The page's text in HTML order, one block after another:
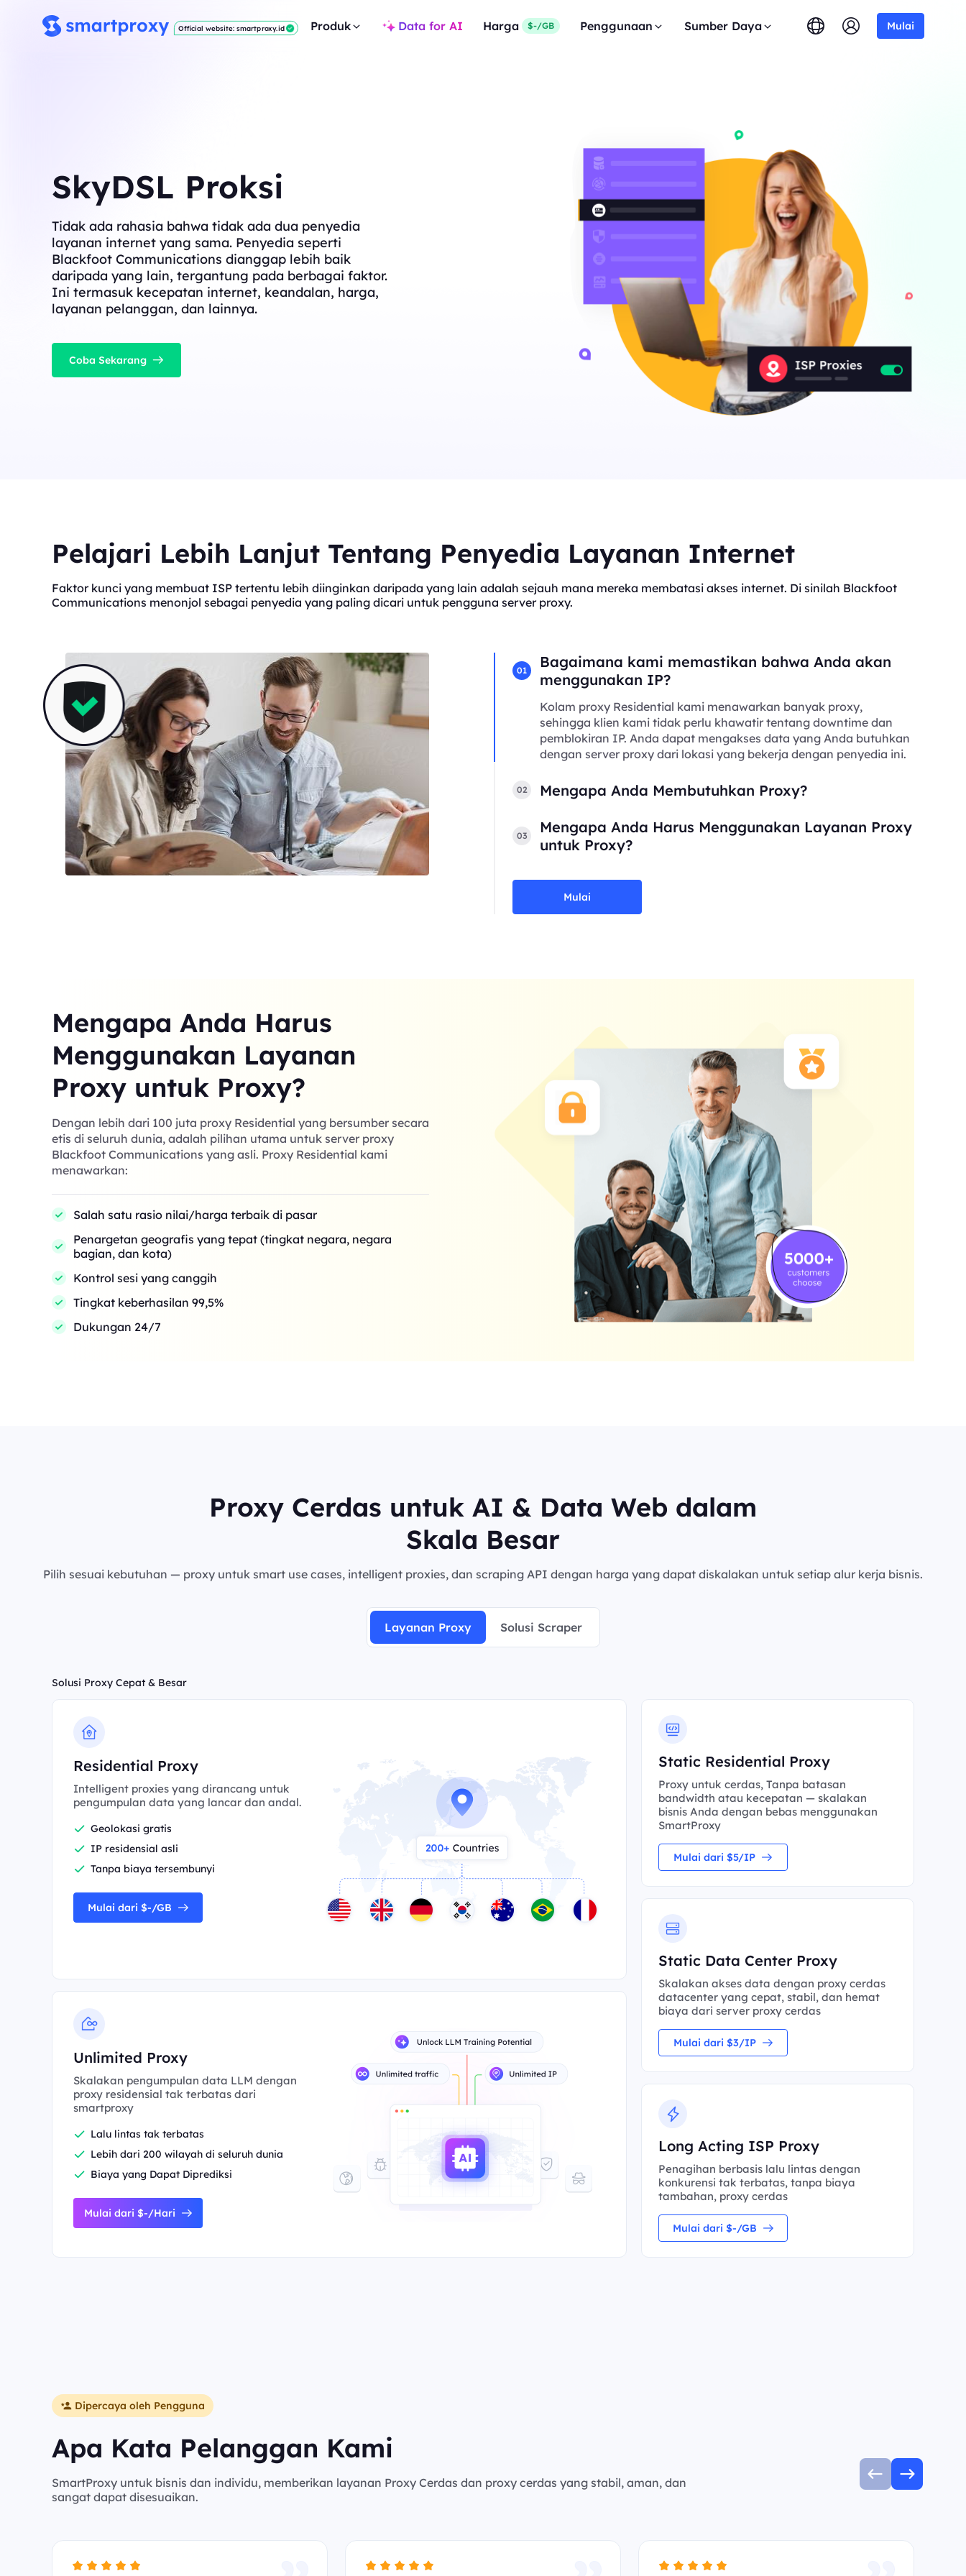
Official website: smartproxy.id Produk Data for AI Harga $-/GB Penggunaan Sumber Daya Mulai
SkyDSL Proksi
Tidak ada rahasia bahwa tidak ada dua penyedia
layanan internet yang sama. Penyedia seperti
Blackfoot Communications dianggap lebih baik
daripada yang lain, tergantung pada berbagai faktor.
Ini termasuk kecepatan internet, keandalan, harga,
layanan pelanggan, dan lainnya.
Coba Sekarang
Pelajari Lebih Lanjut Tentang Penyedia Layanan Internet
Faktor kunci yang membuat ISP tertentu lebih diinginkan daripada yang lain adalah sejauh mana mereka membatasi akses internet. Di sinilah Blackfoot
Communications menonjol sebagai penyedia yang paling dicari untuk pengguna server proxy.
01
Bagaimana kami memastikan bahwa Anda akan
menggunakan IP?
Kolam proxy Residential kami menawarkan banyak proxy,
sehingga klien kami tidak perlu khawatir tentang downtime dan
pemblokiran IP. Anda dapat mengakses data yang Anda butuhkan
dengan server proxy dari lokasi yang bekerja dengan penyedia ini.
02 Mengapa Anda Membutuhkan Proxy?
03
Mengapa Anda Harus Menggunakan Layanan Proxy
untuk Proxy?
Mulai
Mengapa Anda Harus
Menggunakan Layanan
Proxy untuk Proxy?
Dengan lebih dari 100 juta proxy Residential yang bersumber secara
etis di seluruh dunia, adalah pilihan utama untuk server proxy
Blackfoot Communications yang asli. Proxy Residential kami
menawarkan:
Salah satu rasio nilai/harga terbaik di pasar
Penargetan geografis yang tepat (tingkat negara, negara
bagian, dan kota)
Kontrol sesi yang canggih
Tingkat keberhasilan 99,5%
Dukungan 24/7
Proxy Cerdas untuk AI & Data Web dalam
Skala Besar
Pilih sesuai kebutuhan — proxy untuk smart use cases, intelligent proxies, dan scraping API dengan harga yang dapat diskalakan untuk setiap alur kerja bisnis.
Layanan Proxy Solusi Scraper
Solusi Proxy Cepat & Besar
Residential Proxy
Intelligent proxies yang dirancang untuk
pengumpulan data yang lancar dan andal.
Geolokasi gratis
IP residensial asli
Tanpa biaya tersembunyi
Mulai dari $-/GB
Unlimited Proxy
Skalakan pengumpulan data LLM dengan
proxy residensial tak terbatas dari
smartproxy
Lalu lintas tak terbatas
Lebih dari 200 wilayah di seluruh dunia
Biaya yang Dapat Diprediksi
Mulai dari $-/Hari
Static Residential Proxy
Proxy untuk cerdas, Tanpa batasan
bandwidth atau kecepatan — skalakan
bisnis Anda dengan bebas menggunakan
SmartProxy
Mulai dari $5/IP
Static Data Center Proxy
Skalakan akses data dengan proxy cerdas
datacenter yang cepat, stabil, dan hemat
biaya dari server proxy cerdas
Mulai dari $3/IP
Long Acting ISP Proxy
Penagihan berbasis lalu lintas dengan
konkurensi tak terbatas, tanpa biaya
tambahan, proxy cerdas
Mulai dari $-/GB
Dipercaya oleh Pengguna
Apa Kata Pelanggan Kami
SmartProxy untuk bisnis dan individu, memberikan layanan Proxy Cerdas dan proxy cerdas yang stabil, aman, dan
sangat dapat disesuaikan.